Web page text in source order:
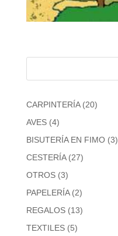
CARPINTERÍA 2020
AVES 44
productos
BISUTERÍA EN FIMO 33
CESTERÍA 2727
OTROS 33
productos
PAPELERÍA 22
productos
REGALOS 1313
TEXTILES 55